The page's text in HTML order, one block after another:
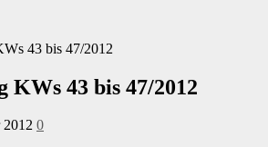
43 bis 47/2012
KWs 43 bis 47/2012
2012 0